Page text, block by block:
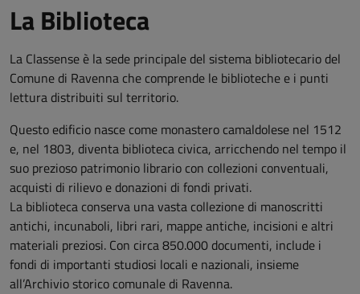
La Biblioteca
La Classense è la sede principale del sistema bibliotecario del
Comune di Ravenna che comprende le biblioteche e i punti
lettura distribuiti sul territorio.
Questo edificio nasce come monastero camaldolese nel 1512
e, nel 1803, diventa biblioteca civica, arricchendo nel tempo il
suo prezioso patrimonio librario con collezioni conventuali,
acquisti di rilievo e donazioni di fondi privati.
La biblioteca conserva una vasta collezione di manoscritti
antichi, incunaboli, libri rari, mappe antiche, incisioni e altri
materiali preziosi. Con circa 850.000 documenti, include i
fondi di importanti studiosi locali e nazionali, insieme
all’Archivio storico comunale di Ravenna.